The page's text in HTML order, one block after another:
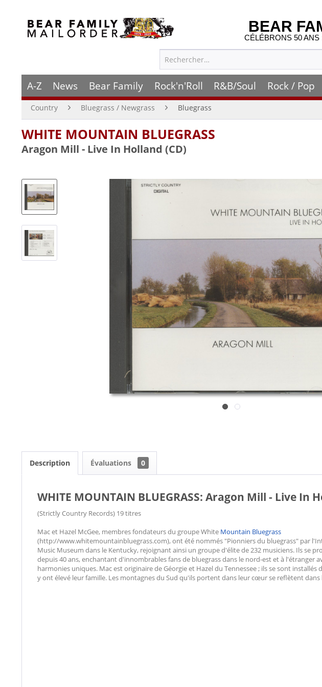
BEAR
CÉLÉBRONS 50 ANS
A-Z News Bear Family Rock'n'Roll R&B/Soul Rock / Pop
Country Bluegrass / Newgrass Bluegrass
WHITE MOUNTAIN BLUEGRASS
Aragon Mill - Live In Holland (CD)
Description Évaluations 0
WHITE MOUNTAIN BLUEGRASS: Aragon Mill - Live In
(Strictly Country Records) 19 titres
Mac et Hazel McGee, membres fondateurs du groupe White Mountain Bluegrass
(http://www.whitemountainbluegrass.com), ont été nommés "Pionniers du bluegrass" par
Music Museum dans le Kentucky, rejoignant ainsi un groupe d'élite de 232 musiciens. Ils se
depuis 40 ans, enchantant d'innombrables fans de bluegrass dans le nord-est et à l'étranger
harmonies uniques. Mac est originaire de Géorgie et Hazel du Tennessee ; ils se sont installés
y ont élevé leur famille. Les montagnes du Sud qu'ils portent dans leur cœur se reflètent dans